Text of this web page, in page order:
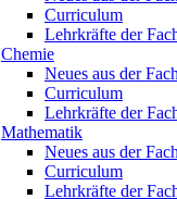
Curriculum
Lehrkräfte der
Chemie
Neues aus der
Curriculum
Lehrkräfte der
Mathematik
Neues aus der
Curriculum
Lehrkräfte der